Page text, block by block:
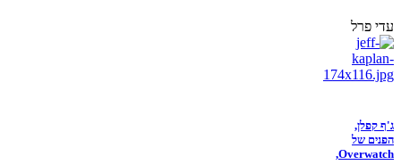
עדי פרל
ג'ף קפלן,
הפנים של
Overwatch,